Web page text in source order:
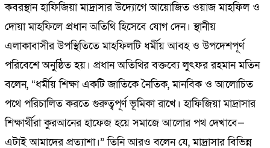
কবরস্থান হাফিজিয়া মাদ্রাসার উদ্যোগে আয়োজিত ওয়াজ মাহফিল ও
দোয়া মাহফিলে প্রধান অতিথি হিসেবে যোগ দেন। স্থানীয়
এলাকাবাসীর উপস্থিতিতে মাহফিলটি ধর্মীয় আবহ ও উপদেশপূর্ণ
পরিবেশে অনুষ্ঠিত হয়। প্রধান অতিথির বক্তব্যে লুৎফর রহমান মতিন
বলেন, “ধর্মীয় শিক্ষা একটি জাতিকে নৈতিক, মানবিক ও আলোচিত
পথে পরিচালিত করতে গুরুত্বপূর্ণ ভূমিকা রাখে। হাফিজিয়া মাদ্রাসার
শিক্ষার্থীরা কুরআনের হাফেজ হয়ে সমাজে আলোর পথ দেখাবে—
এটাই আমাদের প্রত্যাশা।” তিনি আরও বলেন যে, মাদ্রাসার বিভিন্ন